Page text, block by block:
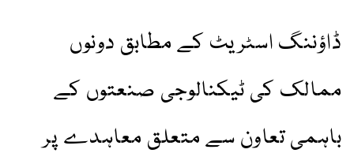
ڈاؤننگ اسٹریٹ کے مطابق دونوں
ممالک کی ٹیکنالوجی صنعتوں کے
باہمی تعاون سے متعلق معاہدے پر